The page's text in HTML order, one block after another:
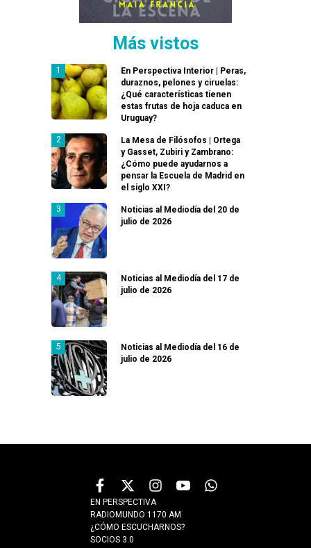
Más vistos
En Perspectiva Interior | Peras,
duraznos, pelones y ciruelas:
¿Qué características tienen
estas frutas de hoja caduca en
Uruguay?
La Mesa de Filósofos | Ortega
y Gasset, Zubiri y Zambrano:
¿Cómo puede ayudarnos a
pensar la Escuela de Madrid en
el siglo XXI?
Noticias al Mediodía del 20 de
julio de 2026
Noticias al Mediodía del 17 de
julio de 2026
Noticias al Mediodía del 16 de
julio de 2026
EN PERSPECTIVA
RADIOMUNDO 1170 AM
¿CÓMO ESCUCHARNOS?
SOCIOS 3.0